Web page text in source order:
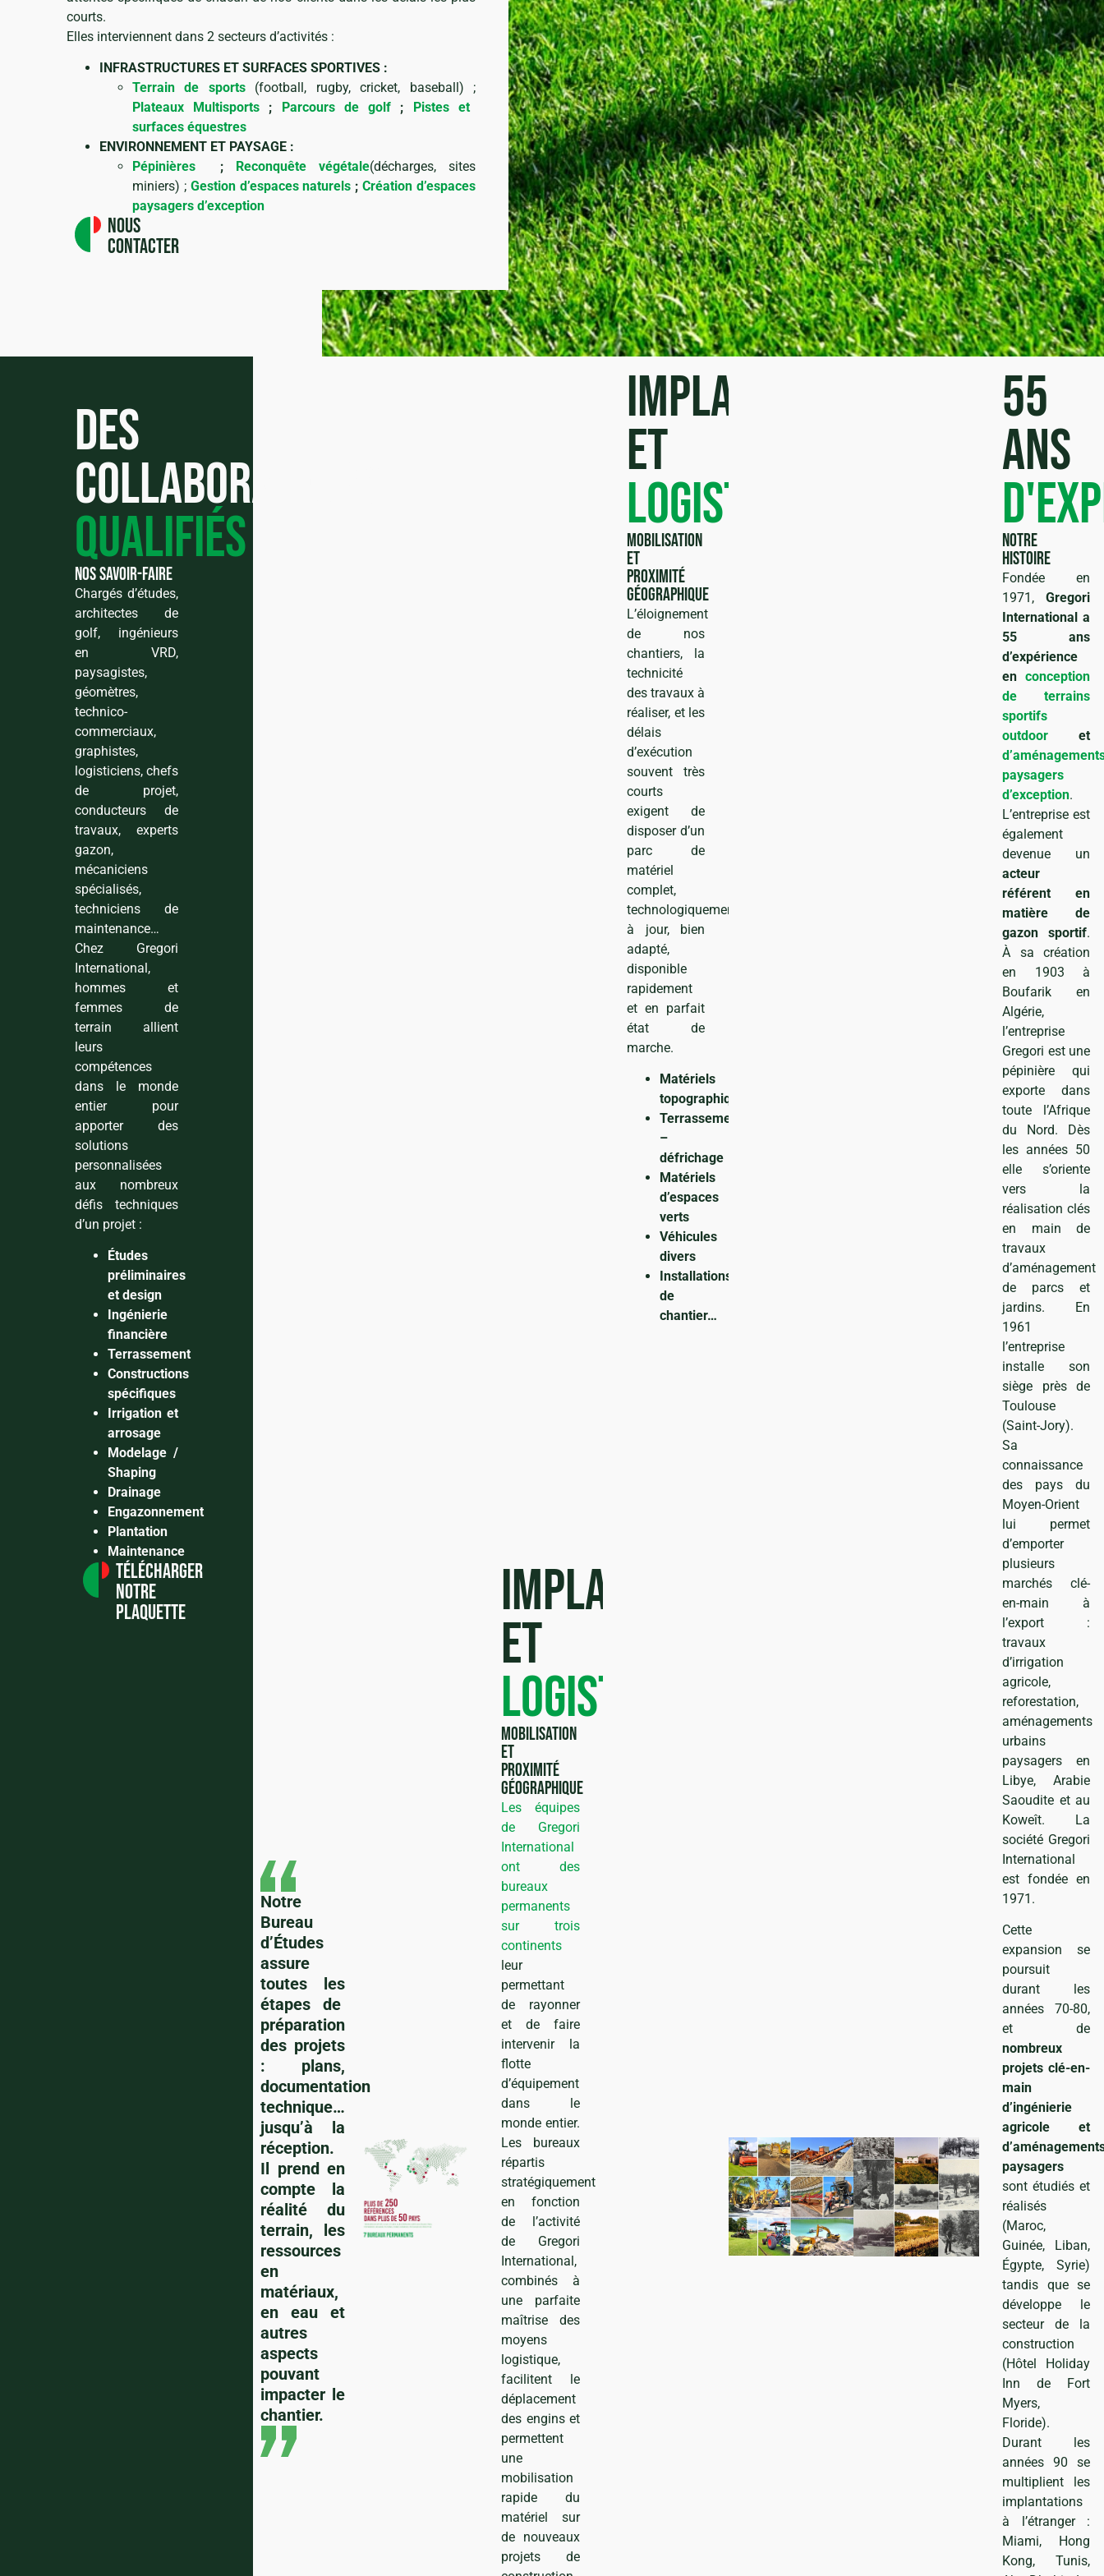
courts.
Elles interviennent dans 2 secteurs d’activités :
INFRASTRUCTURES ET SURFACES SPORTIVES :
Terrain de sports(football, rugby, cricket, baseball) ;
Plateaux Multisports; Parcours de golf ;
Pistes et
surfaces équestres
ENVIRONNEMENT ET PAYSAGE :
Pépinières
; Reconquête végétale(décharges, sites
miniers) ; Gestion d’espaces naturels ;Création d’espaces
paysagers d’exception
Nous
contacter
Des
collaborateurs
qualifiés
nos savoir-faire
Chargés d’études,
architectes de
golf, ingénieurs
en VRD,
paysagistes,
géomètres,
technico-
commerciaux,
graphistes,
logisticiens, chefs
de projet,
conducteurs de
travaux, experts
gazon,
mécaniciens
spécialisés,
techniciens de
maintenance…
Chez Gregori
International,
hommes et
femmes de
terrain allient
leurs
compétences
dans le monde
entier pour
apporter des
solutions
personnalisées
aux nombreux
défis techniques
d’un projet :
Études
préliminaires
et design
Ingénierie
financière
Terrassement
Constructions
spécifiques
Irrigation et
arrosage
Modelage /
Shaping
Drainage
Engazonnement
Plantation
Maintenance
télécharger
notre
plaquette
Notre
Bureau
d’Études
assure
toutes les
étapes de
préparation
des projets
: plans,
documentation
technique…
jusqu’à la
réception.
Il prend en
compte la
réalité du
terrain, les
ressources
en
matériaux,
en eau et
autres
aspects
pouvant
impacter le
chantier.
Implantations
et
logistiques
Mobilisation
et
proximité
géographique
Les équipes
de Gregori
International
ont des
bureaux
permanents
sur trois
continents
leur
permettant
de rayonner
et de faire
intervenir la
flotte
d’équipement
dans le
monde entier.
Les bureaux
répartis
stratégiquement
en fonction
de l’activité
de Gregori
International,
combinés à
une parfaite
maîtrise des
moyens
logistique,
facilitent le
déplacement
des engins et
permettent
une
mobilisation
rapide du
matériel sur
de nouveaux
projets de
Implantations
et
logistiques
Mobilisation
et
proximité
géographique
L’éloignement
de nos
chantiers, la
technicité
des travaux à
réaliser, et les
délais
d’exécution
souvent très
courts
exigent de
disposer d’un
parc de
matériel
complet,
technologiquement
à jour, bien
adapté,
disponible
rapidement
et en parfait
état de
marche.
Matériels
topographiques
Terrassement
–
défrichage
Matériels
d’espaces
verts
Véhicules
divers
Installations
de
chantier…
55
ans
notre
histoire
Fondée en
1971,Gregori
International a
55 ans
d’expérience
enconception
de terrains
sportifs
outdooret
paysagers
d’exception.
L’entreprise est
également
devenue un
acteur
référent en
matière de
gazon sportif.
À sa création
en 1903 à
Boufarik en
Algérie,
l’entreprise
Gregori est une
pépinière qui
exporte dans
toute l’Afrique
du Nord. Dès
les années 50
elle s’oriente
vers la
réalisation clés
en main de
travaux
d’aménagement
de parcs et
jardins. En
1961
l’entreprise
installe son
siège près de
Toulouse
(Saint-Jory).
Sa
connaissance
des pays du
Moyen-Orient
lui permet
d’emporter
plusieurs
marchés clé-
en-main à
l’export :
travaux
d’irrigation
agricole,
reforestation,
aménagements
urbains
paysagers en
Libye, Arabie
Saoudite et au
Koweît. La
société Gregori
International
est fondée en
1971.
Cette
expansion se
poursuit
durant les
années 70-80,
et de
nombreux
projets clé-en-
main
d’ingénierie
agricole et
paysagers
sont étudiés et
réalisés
(Maroc,
Guinée, Liban,
Égypte, Syrie)
tandis que se
développe le
secteur de la
construction
(Hôtel Holiday
Inn de Fort
Myers,
Floride).
Durant les
années 90 se
multiplient les
implantations
à l’étranger :
Miami, Hong
Kong, Tunis,